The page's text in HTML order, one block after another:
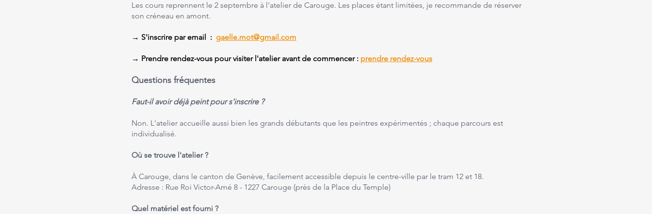
Les cours reprennent le 2 septembre à l'atelier de Carouge. Les places étant limitées, je recommande de réserver
son créneau en amont.
→ S'inscrire par email : gaelle.mot@gmail.com
→ Prendre rendez-vous pour visiter l'atelier avant de commencer : prendre rendez-vous
Questions fréquentes
Faut-il avoir déjà peint pour s'inscrire ?
Non. L'atelier accueille aussi bien les grands débutants que les peintres expérimentés ; chaque parcours est
individualisé.
Où se trouve l'atelier ?
À Carouge, dans le canton de Genève, facilement accessible depuis le centre-ville par le tram 12 et 18.
Adresse : Rue Roi Victor-Amé 8 - 1227 Carouge (près de la Place du Temple)
Quel matériel est fourni ?